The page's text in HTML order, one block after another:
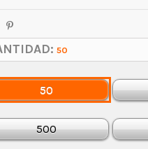
50
50
500